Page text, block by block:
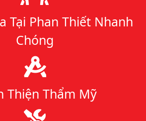
Tại Phan Thiết Nhanh
Chóng
Thiện Thẩm Mỹ